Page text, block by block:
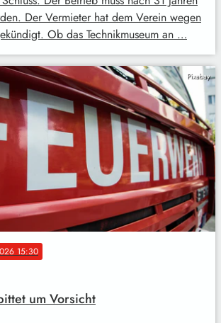
Der Vermieter hat dem Verein wegen
Ob das Technikmuseum an …
Pixabay
15:30
um Vorsicht